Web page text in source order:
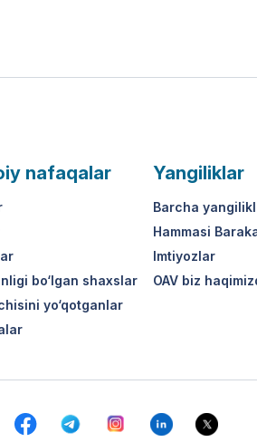
nafaqalar
bo‘lgan shaxslar
yo‘qotganlar
Yangiliklar
Barcha
Hammasi
Imtiyozlar
OAV biz